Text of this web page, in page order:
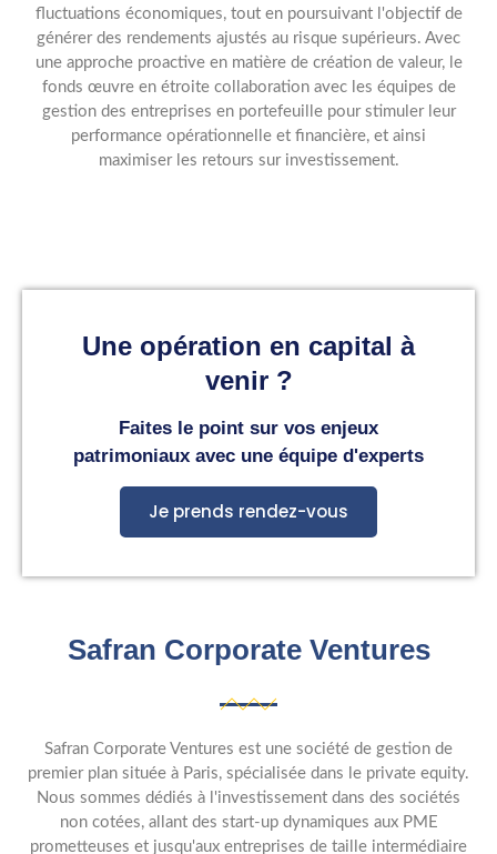
fluctuations économiques, tout en poursuivant l'objectif de
générer des rendements ajustés au risque supérieurs. Avec
une approche proactive en matière de création de valeur, le
fonds œuvre en étroite collaboration avec les équipes de
gestion des entreprises en portefeuille pour stimuler leur
performance opérationnelle et financière, et ainsi
maximiser les retours sur investissement.
Une opération en capital à
venir ?
Faites le point sur vos enjeux
patrimoniaux avec une équipe d'experts
Je prends rendez-vous
Safran Corporate Ventures
Safran Corporate Ventures est une société de gestion de
premier plan située à Paris, spécialisée dans le private equity.
Nous sommes dédiés à l'investissement dans des sociétés
non cotées, allant des start-up dynamiques aux PME
prometteuses et jusqu'aux entreprises de taille intermédiaire